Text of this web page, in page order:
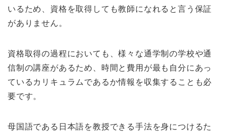
いるため、資格を取得しても教師になれると言う保証
がありません。
資格取得の過程においても、様々な通学制の学校や通
信制の講座があるため、時間と費用が最も自分にあっ
ているカリキュラムであるか情報を収集することも必
要です。
母国語である日本語を教授できる手法を身につけるた